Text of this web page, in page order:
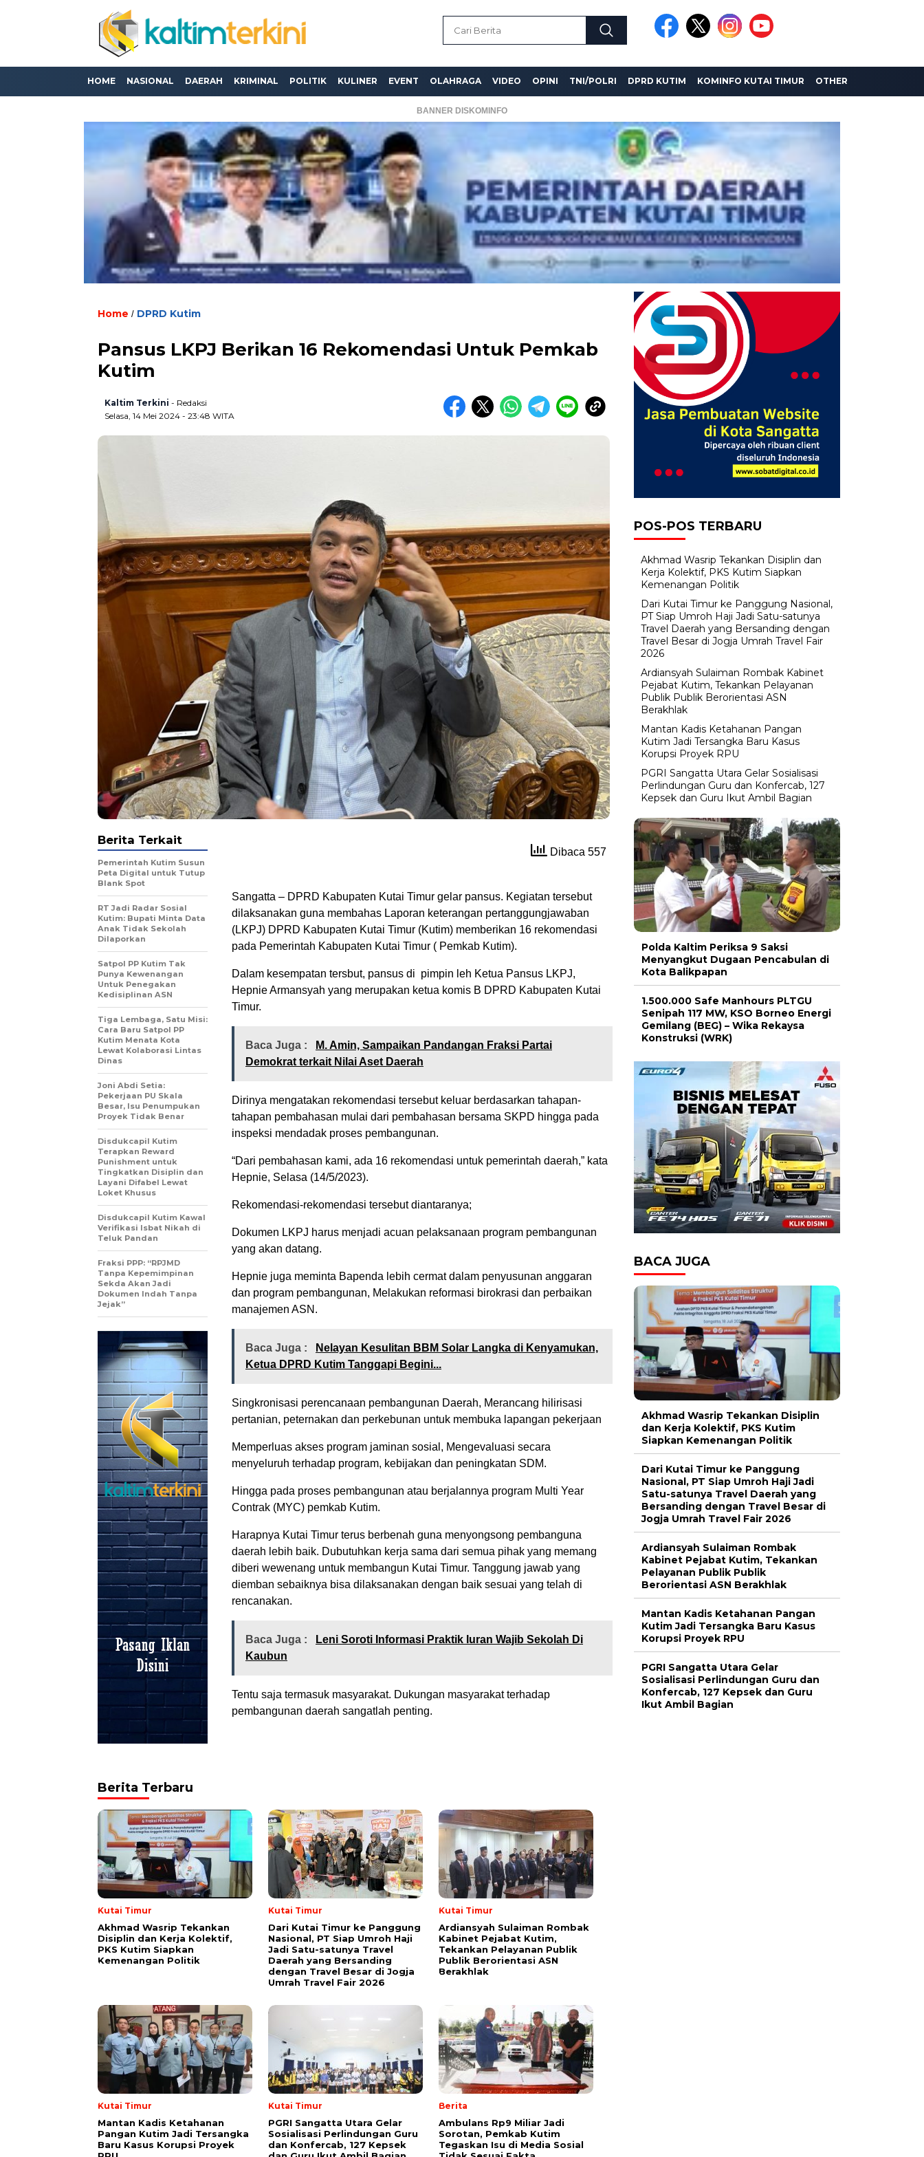
HOME NASIONAL DAERAH KRIMINAL POLITIK KULINER EVENT OLAHRAGA VIDEO OPINI TNI/POLRI DPRD KUTIM KOMINFO KUTAI TIMUR OTHER
BANNER DISKOMINFO
Home / DPRD Kutim
Pansus LKPJ Berikan 16 Rekomendasi Untuk Pemkab
Kutim
Kaltim Terkini - Redaksi
Selasa, 14 Mei 2024 - 23:48 WITA
Dibaca 557
Sangatta – DPRD Kabupaten Kutai Timur gelar pansus. Kegiatan tersebut
dilaksanakan guna membahas Laporan keterangan pertanggungjawaban
(LKPJ) DPRD Kabupaten Kutai Timur (Kutim) memberikan 16 rekomendasi
pada Pemerintah Kabupaten Kutai Timur ( Pemkab Kutim).
Dalam kesempatan tersbut, pansus di pimpin leh Ketua Pansus LKPJ,
Hepnie Armansyah yang merupakan ketua komis B DPRD Kabupaten Kutai
Timur.
Baca Juga :
M. Amin, Sampaikan Pandangan Fraksi Partai
Demokrat terkait Nilai Aset Daerah
Dirinya mengatakan rekomendasi tersebut keluar berdasarkan tahapan-
tahapan pembahasan mulai dari pembahasan bersama SKPD hingga pada
inspeksi mendadak proses pembangunan.
“Dari pembahasan kami, ada 16 rekomendasi untuk pemerintah daerah,” kata
Hepnie, Selasa (14/5/2023).
Rekomendasi-rekomendasi tersebut diantaranya;
Dokumen LKPJ harus menjadi acuan pelaksanaan program pembangunan
yang akan datang.
Hepnie juga meminta Bapenda lebih cermat dalam penyusunan anggaran
dan program pembangunan, Melakukan reformasi birokrasi dan perbaikan
manajemen ASN.
Baca Juga :
Nelayan Kesulitan BBM Solar Langka di Kenyamukan,
Ketua DPRD Kutim Tanggapi Begini...
Singkronisasi perencanaan pembangunan Daerah, Merancang hilirisasi
pertanian, peternakan dan perkebunan untuk membuka lapangan pekerjaan
Memperluas akses program jaminan sosial, Mengevaluasi secara
menyeluruh terhadap program, kebijakan dan peningkatan SDM.
Hingga pada proses pembangunan atau berjalannya program Multi Year
Contrak (MYC) pemkab Kutim.
Harapnya Kutai Timur terus berbenah guna menyongsong pembanguna
daerah lebih baik. Dubutuhkan kerja sama dari semua pihak yang memang
diberi wewenang untuk membangun Kutai Timur. Tanggung jawab yang
diemban sebaiknya bisa dilaksanakan dengan baik sesuai yang telah di
rencanakan.
Baca Juga :
Leni Soroti Informasi Praktik Iuran Wajib Sekolah Di
Kaubun
Tentu saja termasuk masyarakat. Dukungan masyarakat terhadap
pembangunan daerah sangatlah penting.
Berita Terkait
Pemerintah Kutim Susun
Peta Digital untuk Tutup
Blank Spot
RT Jadi Radar Sosial
Kutim: Bupati Minta Data
Anak Tidak Sekolah
Dilaporkan
Satpol PP Kutim Tak
Punya Kewenangan
Untuk Penegakan
Kedisiplinan ASN
Tiga Lembaga, Satu Misi:
Cara Baru Satpol PP
Kutim Menata Kota
Lewat Kolaborasi Lintas
Dinas
Joni Abdi Setia:
Pekerjaan PU Skala
Besar, Isu Penumpukan
Proyek Tidak Benar
Disdukcapil Kutim
Terapkan Reward
Punishment untuk
Tingkatkan Disiplin dan
Layani Difabel Lewat
Loket Khusus
Disdukcapil Kutim Kawal
Verifikasi Isbat Nikah di
Teluk Pandan
Fraksi PPP: “RPJMD
Tanpa Kepemimpinan
Sekda Akan Jadi
Dokumen Indah Tanpa
Jejak”
Berita Terbaru
Kutai Timur
Akhmad Wasrip Tekankan
Disiplin dan Kerja Kolektif,
PKS Kutim Siapkan
Kemenangan Politik
Kutai Timur
Dari Kutai Timur ke Panggung
Nasional, PT Siap Umroh Haji
Jadi Satu-satunya Travel
Daerah yang Bersanding
dengan Travel Besar di Jogja
Umrah Travel Fair 2026
Kutai Timur
Ardiansyah Sulaiman Rombak
Kabinet Pejabat Kutim,
Tekankan Pelayanan Publik
Publik Berorientasi ASN
Berakhlak
Kutai Timur
Mantan Kadis Ketahanan
Pangan Kutim Jadi Tersangka
Baru Kasus Korupsi Proyek
Kutai Timur
PGRI Sangatta Utara Gelar
Sosialisasi Perlindungan Guru
dan Konfercab, 127 Kepsek
Berita
Ambulans Rp9 Miliar Jadi
Sorotan, Pemkab Kutim
Tegaskan Isu di Media Sosial
POS-POS TERBARU
Akhmad Wasrip Tekankan Disiplin dan
Kerja Kolektif, PKS Kutim Siapkan
Kemenangan Politik
Dari Kutai Timur ke Panggung Nasional,
PT Siap Umroh Haji Jadi Satu-satunya
Travel Daerah yang Bersanding dengan
Travel Besar di Jogja Umrah Travel Fair
2026
Ardiansyah Sulaiman Rombak Kabinet
Pejabat Kutim, Tekankan Pelayanan
Publik Publik Berorientasi ASN
Berakhlak
Mantan Kadis Ketahanan Pangan
Kutim Jadi Tersangka Baru Kasus
Korupsi Proyek RPU
PGRI Sangatta Utara Gelar Sosialisasi
Perlindungan Guru dan Konfercab, 127
Kepsek dan Guru Ikut Ambil Bagian
Polda Kaltim Periksa 9 Saksi
Menyangkut Dugaan Pencabulan di
Kota Balikpapan
1.500.000 Safe Manhours PLTGU
Senipah 117 MW, KSO Borneo Energi
Gemilang (BEG) – Wika Rekaysa
Konstruksi (WRK)
BACA JUGA
Akhmad Wasrip Tekankan Disiplin
dan Kerja Kolektif, PKS Kutim
Siapkan Kemenangan Politik
Dari Kutai Timur ke Panggung
Nasional, PT Siap Umroh Haji Jadi
Satu-satunya Travel Daerah yang
Bersanding dengan Travel Besar di
Jogja Umrah Travel Fair 2026
Ardiansyah Sulaiman Rombak
Kabinet Pejabat Kutim, Tekankan
Pelayanan Publik Publik
Berorientasi ASN Berakhlak
Mantan Kadis Ketahanan Pangan
Kutim Jadi Tersangka Baru Kasus
Korupsi Proyek RPU
PGRI Sangatta Utara Gelar
Sosialisasi Perlindungan Guru dan
Konfercab, 127 Kepsek dan Guru
Ikut Ambil Bagian